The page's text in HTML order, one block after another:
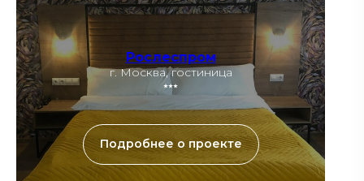
Рослеспром
г. Москва, гостиница
⭑⭑⭑
Подробнее о проекте